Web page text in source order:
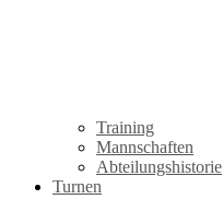
Training
Mannschaften
Abteilungshistorie
Turnen